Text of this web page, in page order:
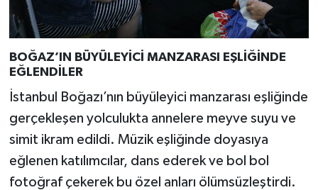
BOĞAZ’IN BÜYÜLEYİCİ MANZARASI EŞLİĞİNDE
EĞLENDİLER
İstanbul Boğazı’nın büyüleyici manzarası eşliğinde
gerçekleşen yolculukta annelere meyve suyu ve
simit ikram edildi. Müzik eşliğinde doyasıya
eğlenen katılımcılar, dans ederek ve bol bol
fotoğraf çekerek bu özel anları ölümsüzleştirdi.